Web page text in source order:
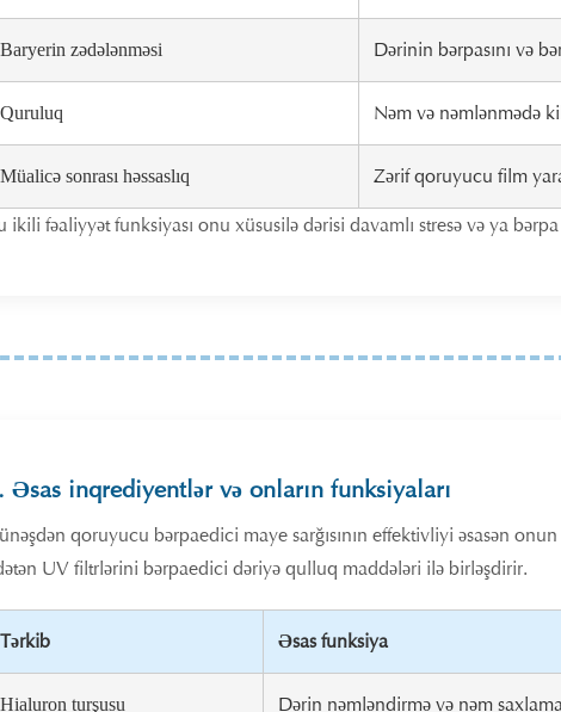
Baryerin zədələnməsi Dərinin bərpasını və
Quruluq Nəm və nəmlənmədə
Müalicə sonrası həssaslıq Zərif qoruyucu film
ikili fəaliyyət funksiyası onu xüsusilə dərisi davamlı stresə və ya
Əsas inqrediyentlər və onların funksiyaları
qoruyucu bərpaedici maye sarğısının effektivliyi əsasən
UV filtrlərini bərpaedici dəriyə qulluq maddələri ilə birləşdirir.
Tərkib Əsas funksiya
Hialuron turşusu Dərin nəmləndirmə və nəm